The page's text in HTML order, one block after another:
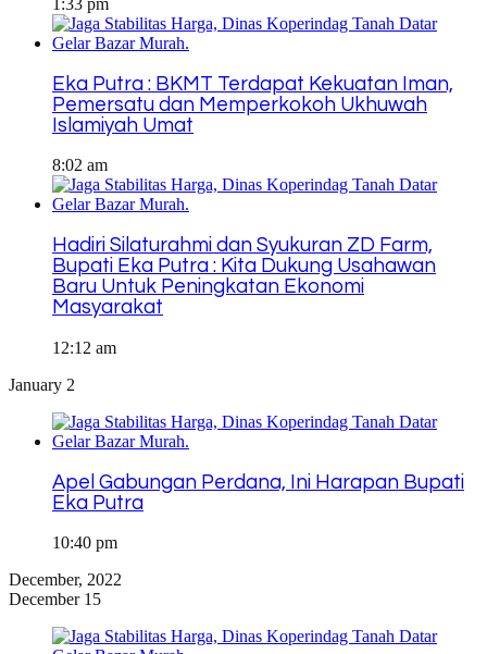
1:33 pm
Eka Putra : BKMT Terdapat Kekuatan Iman,
Pemersatu dan Memperkokoh Ukhuwah
Islamiyah Umat
8:02 am
Hadiri Silaturahmi dan Syukuran ZD Farm,
Bupati Eka Putra : Kita Dukung Usahawan
Baru Untuk Peningkatan Ekonomi
Masyarakat
12:12 am
January 2
Apel Gabungan Perdana, Ini Harapan Bupati
Eka Putra
10:40 pm
December, 2022
December 15